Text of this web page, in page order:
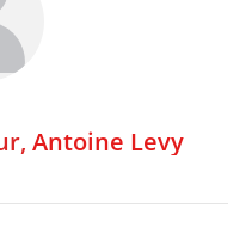
Antoine Levy